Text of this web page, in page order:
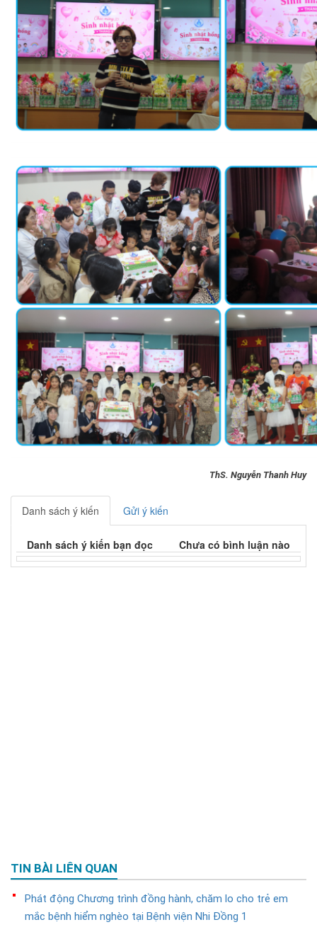
ThS. Nguyễn Thanh Huy
TIN BÀI LIÊN QUAN
Phát động Chương trình đồng hành, chăm lo cho trẻ em
mắc bệnh hiểm nghèo tại Bệnh viện Nhi Đồng 1